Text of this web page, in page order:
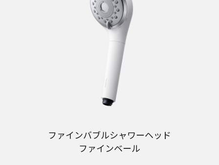
ファインバブルシャワーヘッド
ファインベール